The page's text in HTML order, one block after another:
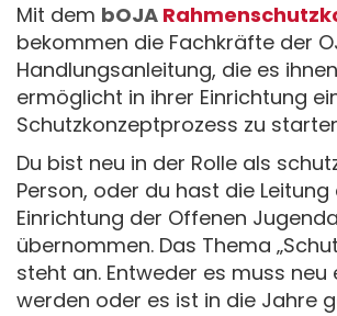
Mit dem bOJA
bekommen die Fachkräfte der
Handlungsanleitung, die es
ermöglicht in ihrer Einrichtung
Schutzkonzeptprozess zu
Du bist neu in der Rolle als
Person, oder du hast die Leitung
Einrichtung der Offenen
übernommen. Das Thema
steht an. Entweder es muss neu
werden oder es ist in die Jahre